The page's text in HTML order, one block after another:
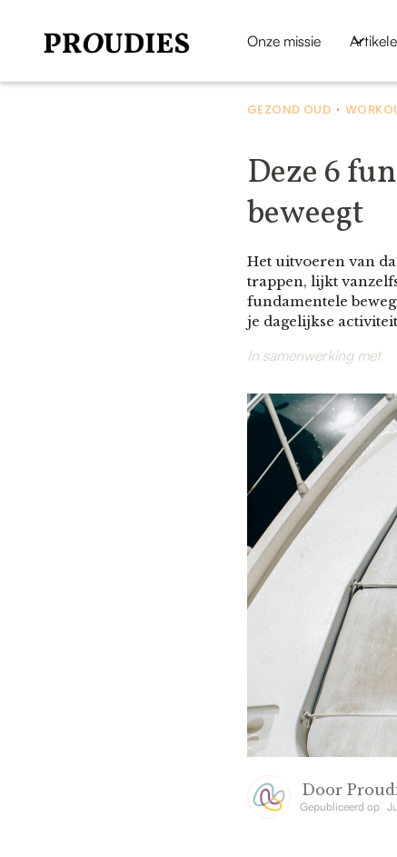
Onze missie
GEZOND OUD •
Deze 6
beweegt
Het uitvoeren van
trappen, lijkt
fundamentele
je dagelijkse
In samenwerking met
Door
Gepubliceerd op